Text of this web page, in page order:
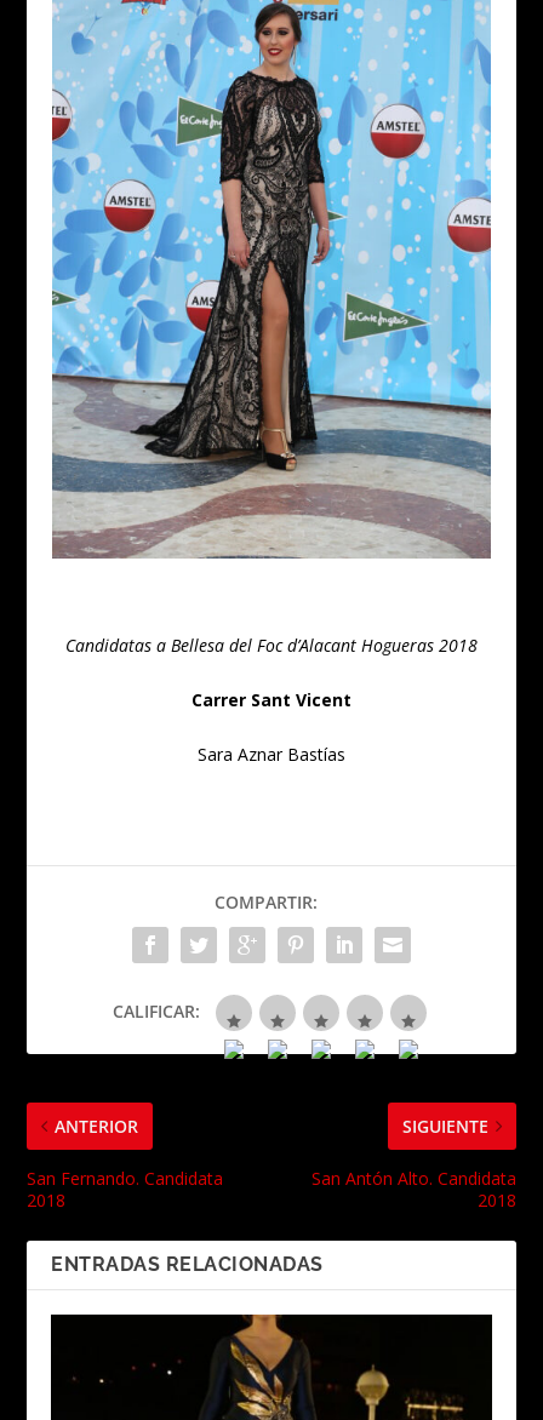
Candidatas a Bellesa del Foc d’Alacant Hogueras 2018
Carrer Sant Vicent
Sara Aznar Bastías
COMPARTIR:
CALIFICAR:
ANTERIOR
San Fernando. Candidata
2018
SIGUIENTE
San Antón Alto. Candidata
2018
ENTRADAS RELACIONADAS